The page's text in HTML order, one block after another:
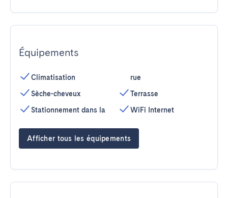
Équipements
Climatisation
Sèche-cheveux
Stationnement dans la
rue
Terrasse
WiFi Internet
Afficher tous les équipements